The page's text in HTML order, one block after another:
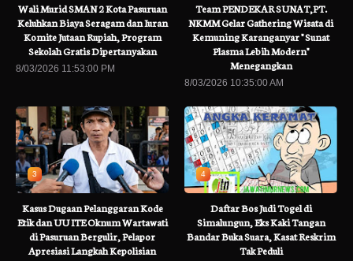
Wali Murid SMAN 2 Kota Pasuruan
Keluhkan Biaya Seragam dan Iuran
Komite Jutaan Rupiah, Program
Sekolah Gratis Dipertanyakan
8/03/2026 11:53:00 PM
Team PENDEKAR SUNAT,PT.
NKMM Gelar Gathering Wisata di
Kemuning Karanganyar " Sunat
Plasma Lebih Modern"
Menegangkan
8/03/2026 10:35:00 AM
3
Kasus Dugaan Pelanggaran Kode
Etik dan UU ITE Oknum Wartawati
di Pasuruan Bergulir, Pelapor
Apresiasi Langkah Kepolisian
4
Daftar Bos Judi Togel di
Simalungun, Eks Kaki Tangan
Bandar Buka Suara, Kasat Reskrim
Tak Peduli